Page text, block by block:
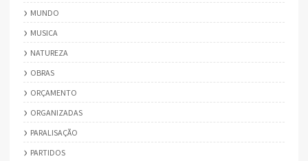
MUNDO
MUSICA
NATUREZA
OBRAS
ORÇAMENTO
ORGANIZADAS
PARALISAÇÃO
PARTIDOS